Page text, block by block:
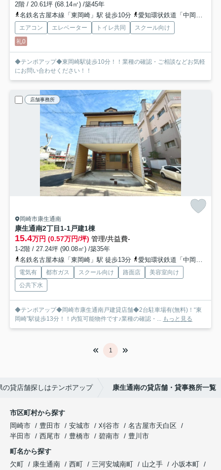
2階 / 20.61坪 (68.14㎡) /築45年
名鉄名古屋本線「東岡崎」駅 徒歩10分
愛知環状鉄道「中岡崎」駅 徒歩17分
エアコン エレベーター トイレ共同
スクール向け
礼0
◆テンポアップ◆東岡崎駅徒歩10分！！業種の確認・ご相談などお気軽
にお問い合わせください！！
店舗事務所
岡崎市康生通南
康生通南2丁目1-1戸建1棟
15.4万円 (0.57万円/坪) 管理/共益費-
1-2階 / 27.24坪 (90.08㎡) /築35年
名鉄名古屋本線「東岡崎」駅 徒歩13分
愛知環状鉄道「中岡崎」駅 徒歩15分
電気有 都市ガス スクール向け 路面店
美容室向け
公共下水
◆テンポアップ◆岡崎市康生通南戸建貸店舗◆2台駐車場有(無料)！“東
岡崎”駅徒歩13分！！内覧可能物件です♪業種の確認・... もっと見る
1
貸店舗探しはテンポアップ 康生通南の貸店舗・貸事務所一覧
市区町村から探す
岡崎市
豊田市 安城市 刈谷市
名古屋市天白区
半田市
西尾市 豊橋市 碧南市
豊川市
町名から探す
欠町
康生通南 西町 三河安城南町 山之手
小坂本町